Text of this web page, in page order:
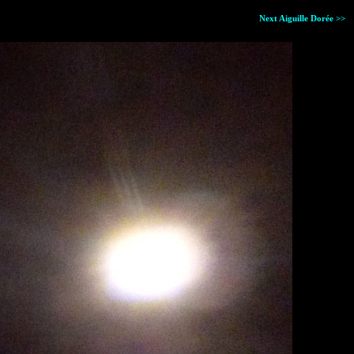
Next Aiguille Dorée >>